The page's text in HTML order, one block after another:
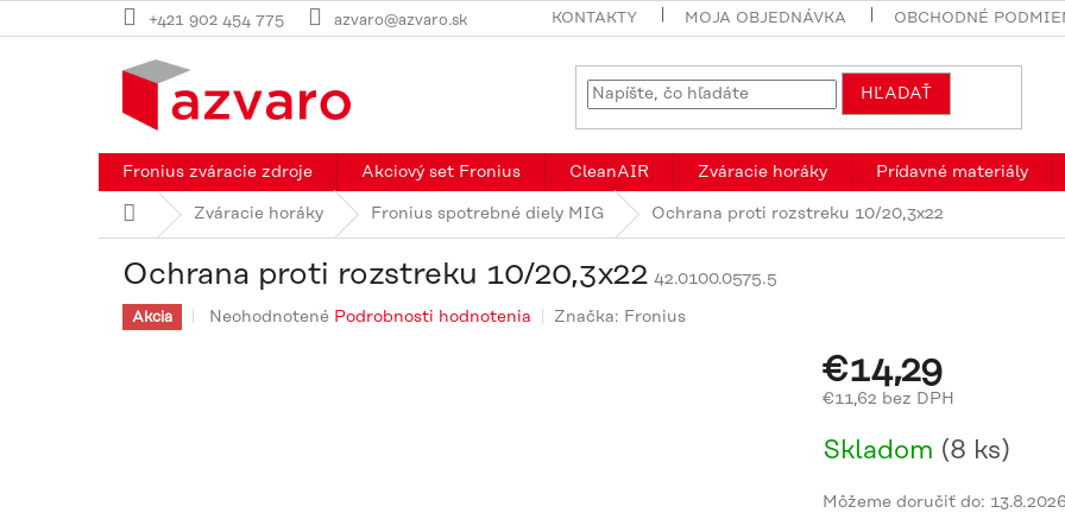
na
+421 902 454 775 azvaro@azvaro.sk KONTAKTY MOJA OBJEDNÁVKA OBCHODNÉ
HĽADAŤ
Fronius zváracie zdroje Akciový set Fronius CleanAIR Zváracie horáky Prídavné materiály
DomovZváracie horáky Fronius spotrebné diely MIG Ochrana proti rozstreku 10/20,3x22
Ochrana proti rozstreku 10/20,3x22 42.0100.0575.5
Akcia
Priemerné
Neohodnotené Podrobnosti hodnotenia Značka: Fronius
€14,29
€11,62 bez DPH
cena:
Skladom (8 ks)
Môžeme doručiť do: 13.8.2026